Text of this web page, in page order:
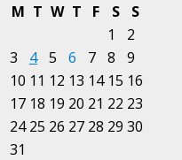
M T W T F S
S
1
2
3
4 5 6 7 8
9
10 11 12 13 14 15 16
17 18 19 20 21 22 23
24 25 26 27 28 29 30
31